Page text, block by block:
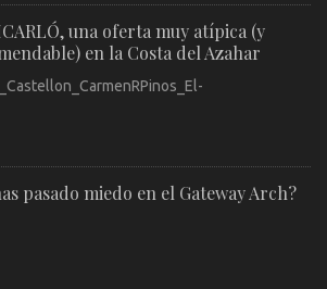
una oferta muy atípica (y
en la Costa del Azahar
pasado miedo en el Gateway Arch?